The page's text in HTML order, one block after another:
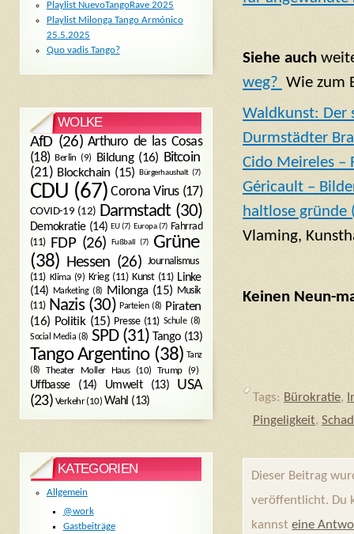
Siehe auch
weg? Wie zum
Waldkunst: Der
Durmstädter
Cido Meireles –
Géricault –
haltlose gründe
Vlaming,
Keinen Neun-
Tags: Bürokratie,
Pingeligkeit,
Dieser Beitrag
veröffentlicht. Du
kannsteine
Playlist NuevoTangoRave 2025
Playlist Milonga Tango Armónico
25.5.2025
Quo vadis Tango?
WOLKE
AfD(26) Arthuro de las Cosas
(18) Berlin (9) Bildung(16) Bitcoin
(21) Blockchain (15) Bürgerhaushalt (7)
CDU (67) Corona Virus(17)
COVID-19 (12) Darmstadt (30)
Demokratie(14) EU(7) Europa(7) Fahrrad
(11)
FDP(26) Fußball (7)
Grüne
(38) Hessen (26) Journalismus
(11) Klima(9) Krieg(11) Kunst(11) Linke
(14) Marketing(8) Milonga(15) Musik
(11) Nazis(30) Parteien(8) Piraten
(16) Politik(15) Presse(11) Schule(8)
Social Media (8) SPD(31) Tango(13)
Tango Argentino(38) Tanz
(8)
Theater Moller Haus(10) Trump(9)
Uffbasse(14) Umwelt(13)
USA
(23) Verkehr(10) Wahl (13)
KATEGORIEN
Allgemein
@work
Gastbeiträge